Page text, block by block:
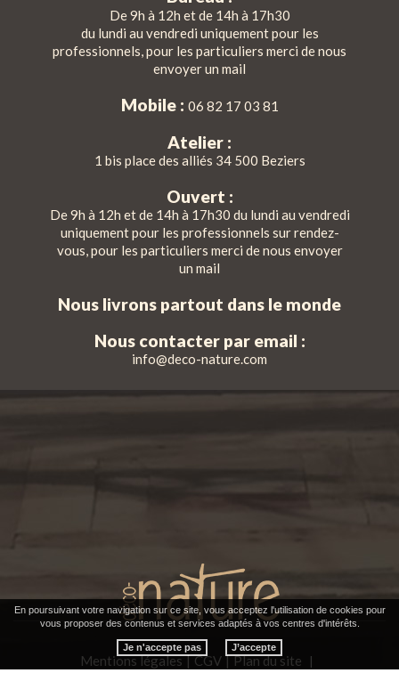
De 9h à 12h et de 14h à 17h30
du lundi au vendredi uniquement pour les
professionnels, pour les particuliers merci de nous
envoyer un mail
Mobile : 06 82 17 03 81
Atelier :
1 bis place des alliés 34 500 Beziers
Ouvert :
De 9h à 12h et de 14h à 17h30 du lundi au vendredi
uniquement pour les professionnels sur rendez-
vous, pour les particuliers merci de nous envoyer
un mail
Nous livrons partout dans le monde
Nous contacter par email :
info@deco-nature.com
Mentions légales CGV Plan du site |
En poursuivant votre navigation sur ce site, vous acceptez l'utilisation de cookies pour
vous proposer des contenus et services adaptés à vos centres d'intérêts.
Je n'accepte pas